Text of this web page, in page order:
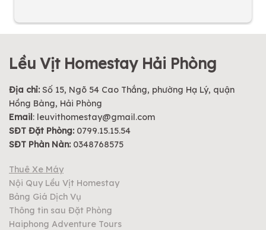
Lều Vịt Homestay Hải Phòng
Địa chỉ: Số 15, Ngõ 54 Cao Thắng, phường Hạ Lý, quận
Hồng Bàng, Hải Phòng
Email: leuvithomestay@gmail.com
SĐT Đặt Phòng: 0799.15.15.54
SĐT Phàn Nàn: 0348768575
Thuê Xe Máy
Nội Quy Lều Vịt Homestay
Bảng Giá Dịch Vụ
Thông tin sau Đặt Phòng
Haiphong Adventure Tours